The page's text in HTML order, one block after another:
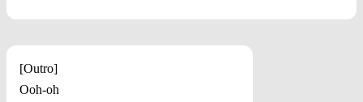
[Outro]
Ooh-oh